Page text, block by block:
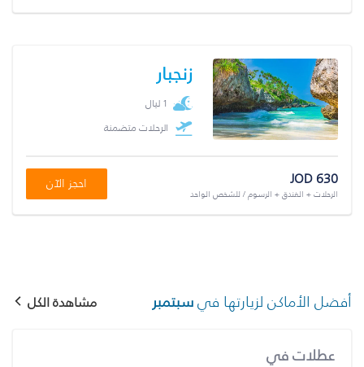
زنجبار
1 ليال
الرحلات متضمنة
JOD 630
الرحلات + الفندق + الرسوم / للشخص الواحد
احجز الآن
أفضل الأماكن لزيارتها فيسبتمبر مشاهدة الكل
عطلات في